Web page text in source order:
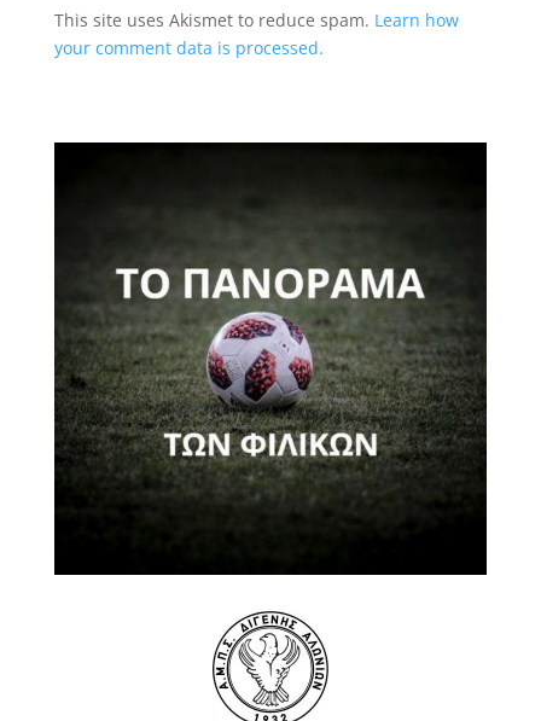
This site uses Akismet to reduce spam. Learn how
your comment data is processed.